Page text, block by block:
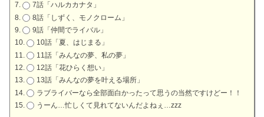
7話「ハルカカナタ」
8話「しずく、モノクローム」
9話「仲間でライバル」
10話「夏、はじまる」
11話「みんなの夢、私の夢」
12話「花ひらく想い」
13話「みんなの夢を叶える場所」
ラブライバーなら全部面白かったって思うの当然ですけどー！！
うーん…忙しくて見れてないんだよねぇ…zzz